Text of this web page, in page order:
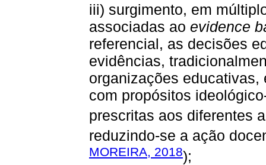
iii) surgimento, em
associadas ao evidence
referencial, as decisões
evidências,
organizações
com propósitos
prescritas aos diferentes
reduzindo-se a ação
MOREIRA, 2018);